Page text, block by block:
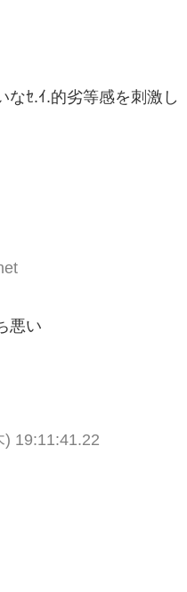
ｾ.ｲ.的劣等感を刺激し
悪い
) 19:11:41.22